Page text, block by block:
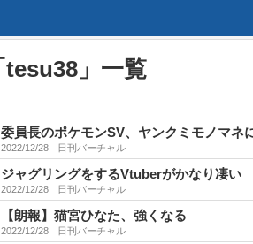
tesu38」 一覧
委員長のポケモンSV、ヤンクミモノマネ
2022/12/28 日刊バーチャル
ジャグリングをするVtuberがかなり凄い
2022/12/28 日刊バーチャル
【朗報】猫宮ひなた、強くなる
2022/12/28 日刊バーチャル